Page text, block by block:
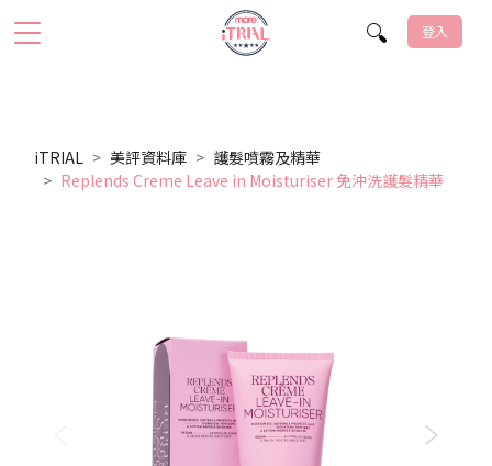
登入
iTRIAL 美評資料庫
護髮噴霧及精華
Replends Creme Leave in Moisturiser 免沖洗護髮精華